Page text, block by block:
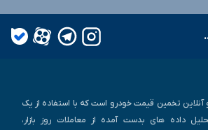
آنلاین تخمین قیمت خودرو است که با استفاده از یک
داده های بدست آمده از معاملات روز بازار،